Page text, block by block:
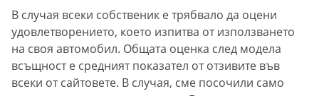
В случая всеки собственик е трябвало да оцени
удовлетворението, което изпитва от използването
на своя автомобил. Общата оценка след модела
всъщност е средният показател от отзивите във
всеки от сайтовете. В случая, сме посочили само